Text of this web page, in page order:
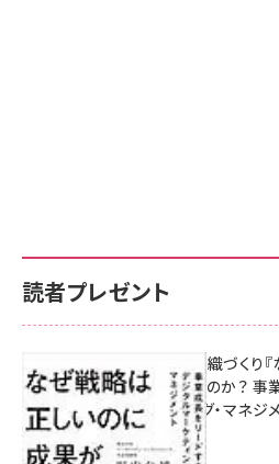
読者プレゼント
成果を生む組織づくり
があがらないのか？ 事
マーケティング・マネジ
8月7日 10:00